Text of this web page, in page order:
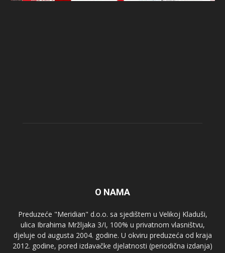
O NAMA
Preduzeće "Meridian" d.o.o. sa sjedištem u Velikoj Kladuši,
ulica Ibrahima Mržljaka 3/I, 100% u privatnom vlasništvu,
djeluje od augusta 2004. godine. U okviru preduzeća od kraja
2012. godine, pored izdavačke djelatnosti (periodična izdanja)